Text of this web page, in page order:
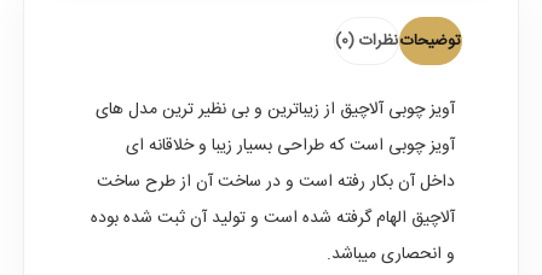
توضیحاتنظرات (0)
آویز چوبی آلاچیق از زیباترین و بی نظیر ترین مدل های
آویز چوبی است که طراحی بسیار زیبا و خلاقانه ای
داخل آن بکار رفته است و در ساخت آن از طرح ساخت
آلاچیق الهام گرفته شده است و تولید آن ثبت شده بوده
و انحصاری میباشد.